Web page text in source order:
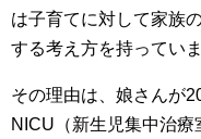
は子育てに対して家族
する考え方を持っていま
その理由は、娘さんが
NICU（新生児集中治